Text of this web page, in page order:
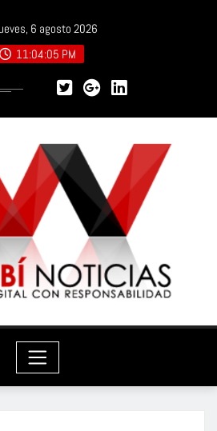
6 agosto 2026
11:04:07 PM